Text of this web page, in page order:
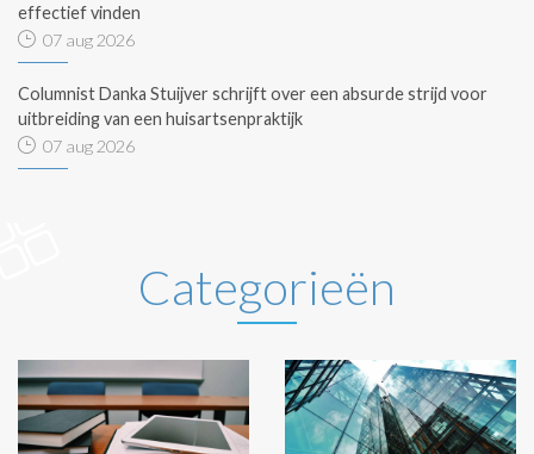
effectief vinden
07 aug 2026
Columnist Danka Stuijver schrijft over een absurde strijd voor
uitbreiding van een huisartsenpraktijk
07 aug 2026
Categorieën